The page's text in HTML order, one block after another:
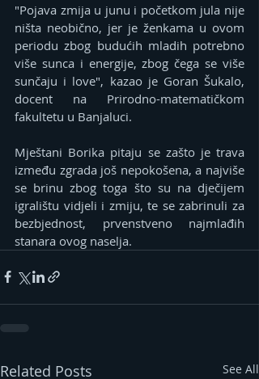
"Pojava zmija u junu i početkom jula nije
ništa neobično, jer je ženkama u ovom
periodu zbog budućih mladih potrebno
više sunca i energije, zbog čega se više
sunčaju i love", kazao je Goran Šukalo,
docent na Prirodno-matematičkom
fakultetu u Banjaluci.
Mještani Borika pitaju se zašto je trava
između zgrada još nepokošena, a najviše
se brinu zbog toga što su na dječijem
igralištu vidjeli i zmiju, te se zabrinuli za
bezbjednost, prvenstveno najmlađih
stanara ovog naselja.
Related Posts See All